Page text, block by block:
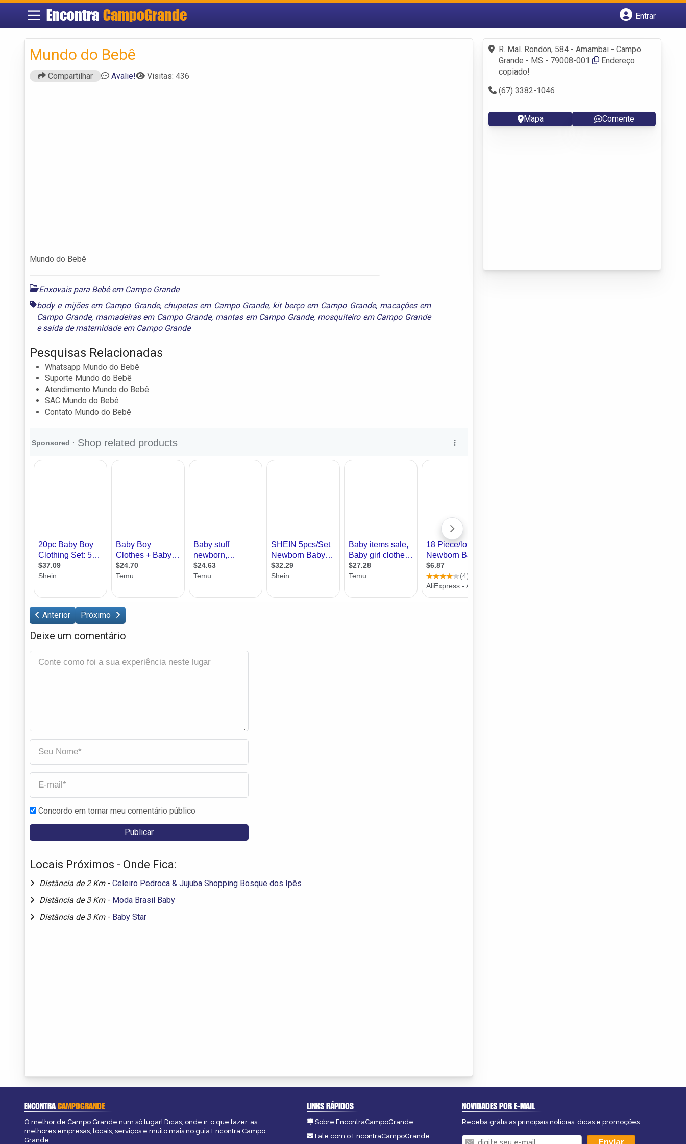
Encontra CampoGrande
Entrar
Fazer login
Criar conta
Mundo do Bebê
Compartilhar Avalie! Visitas: 436
Mundo do Bebê
Enxovais para Bebê em Campo Grande
body e mijões em Campo Grande, chupetas em Campo Grande, kit berço em Campo Grande, macações em
Campo Grande, mamadeiras em Campo Grande, mantas em Campo Grande, mosquiteiro em Campo Grande
esaida de maternidade em Campo Grande
Pesquisas Relacionadas
Whatsapp Mundo do Bebê
Suporte Mundo do Bebê
Atendimento Mundo do Bebê
SAC Mundo do Bebê
Contato Mundo do Bebê
Anterior Próximo
Deixe um comentário
Concordo em tornar meu comentário público
Locais Próximos - Onde Fica:
Distância de 2 Km - Celeiro Pedroca & Jujuba Shopping Bosque dos Ipês
Distância de 3 Km - Moda Brasil Baby
Distância de 3 Km - Baby Star
R. Mal. Rondon, 584 - Amambai - Campo
Grande - MS - 79008-001
Endereço
copiado!
(67) 3382-1046
Mapa Comente
ENCONTRACAMPOGRANDE
O melhor de Campo Grande num só lugar! Dicas, onde ir, o que fazer, as
melhores empresas, locais, serviços e muito mais no guia Encontra Campo
Grande.
LINKS RÁPIDOS
Sobre EncontraCampoGrande
Fale com o EncontraCampoGrande
NOVIDADES POR E-MAIL
Receba grátis as principais notícias, dicas e promoções